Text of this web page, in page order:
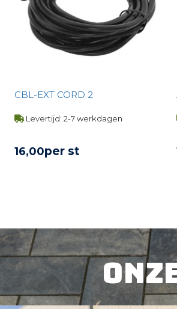
CBL-EXT CORD 2
Levertijd: 2-7 werkdagen
16,00per st